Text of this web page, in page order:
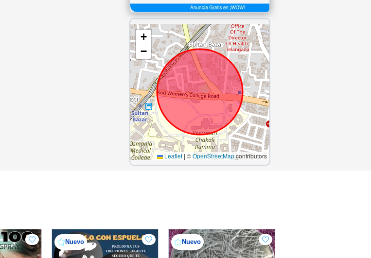
+
−
Leaflet | ©OpenStreetMapcontributors
Nuevo Nuevo